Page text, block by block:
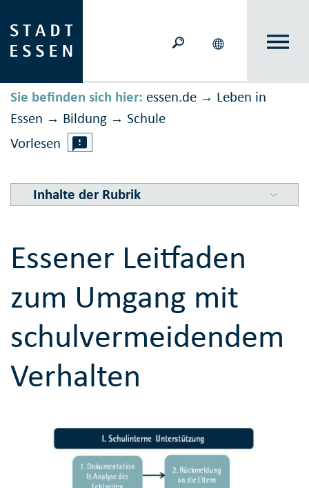
Sie befinden sich hier: essen.de → Leben in
Essen → Bildung → Schule
Vorlesen
Inhalte der Rubrik
Essener Leitfaden
zum Umgang mit
schulvermeidendem
Verhalten